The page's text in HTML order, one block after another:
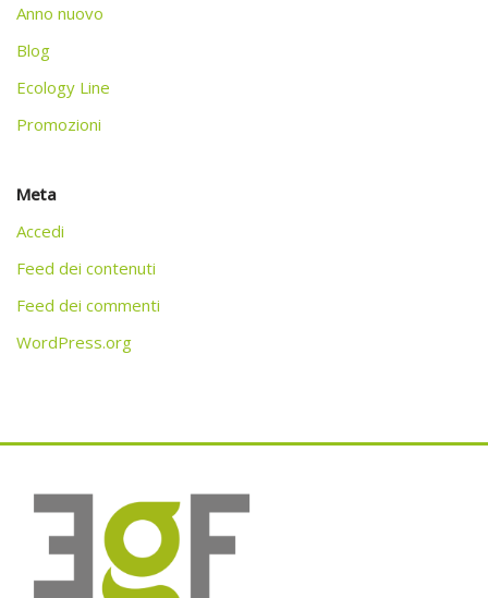
Anno nuovo
Blog
Ecology Line
Promozioni
Meta
Accedi
Feed dei contenuti
Feed dei commenti
WordPress.org